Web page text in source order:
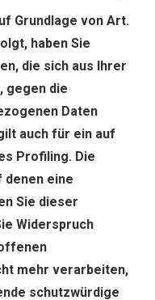
Grundlage von Art.
haben Sie
die sich aus Ihrer
gegen die
Daten
auch für ein auf
Profiling. Die
denen eine
Sie dieser
Widerspruch
mehr verarbeiten,
schutzwürdige